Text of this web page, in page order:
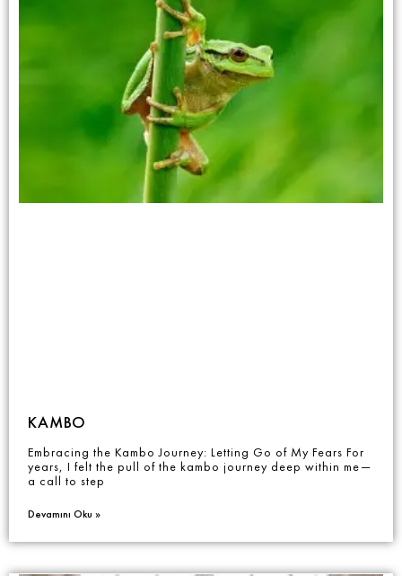
KAMBO
Embracing the Kambo Journey: Letting Go of My Fears For
years, I felt the pull of the kambo journey deep within me—
a call to step
Devamını Oku »